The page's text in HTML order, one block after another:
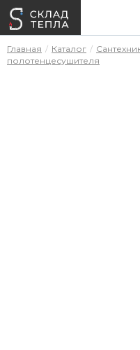
Главная Каталог
полотенцесушителя